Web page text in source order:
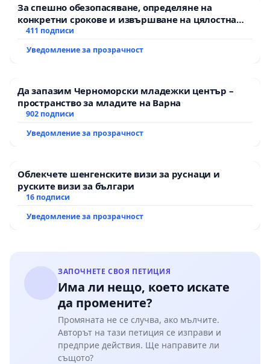
За спешно обезопасяване, определяне на
конкретни срокове и извършване на цялостна
рехабилитация на републиканския път между
Мирово - к.к. Момин проход
411 подписи
Уведомление за прозрачност
Да запазим Черноморски младежки център –
пространство за младите на Варна
902 подписи
Уведомление за прозрачност
Облекчете шенгенските визи за руснаци и
руските визи за българи
16 подписи
Уведомление за прозрачност
ЗАПОЧНЕТЕ СВОЯ ПЕТИЦИЯ
Има ли нещо, което искате
да промените?
Промяната не се случва, ако мълчите.
Авторът на тази петиция се изправи и
предприе действия. Ще направите ли
същото?